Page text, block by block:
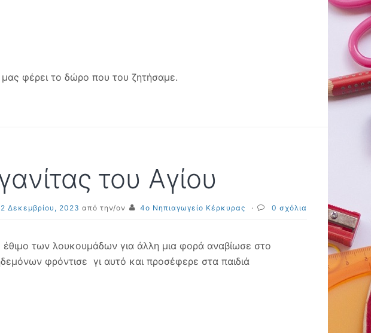
φέρει το δώρο που του ζητήσαμε.
του Αγίου
Δεκεμβρίου, 2023 από την/ον 4o Νηπιαγωγείο Κέρκυρας · 0 σχόλια
των λουκουμάδων για άλλη μια φορά αναβίωσε στο
φρόντισε γι αυτό και προσέφερε στα παιδιά